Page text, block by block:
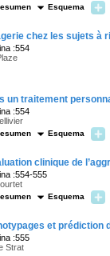
Esquema
chez les sujets à
:554
un traitement
:554
Esquema
clinique de
:554-555
Esquema
et prédiction
:555
Strat